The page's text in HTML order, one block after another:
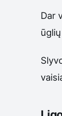
Dar